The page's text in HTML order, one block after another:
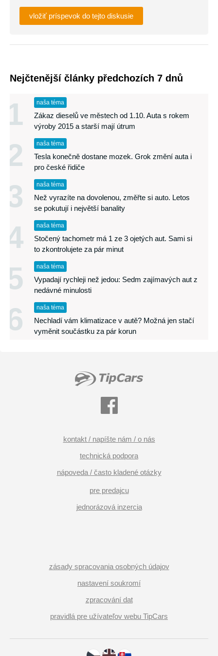
vložiť príspevok do tejto diskusie
Nejčtenější články předchozích 7 dnů
1 naša téma
Zákaz dieselů ve městech od 1.10. Auta s rokem
výroby 2015 a starší mají útrum
2 naša téma
Tesla konečně dostane mozek. Grok změní auta i
pro české řidiče
3 naša téma
Než vyrazíte na dovolenou, změřte si auto. Letos
se pokutují i největší banality
4 naša téma
Stočený tachometr má 1 ze 3 ojetých aut. Sami si
to zkontrolujete za pár minut
5 naša téma
Vypadají rychleji než jedou: Sedm zajímavých aut z
nedávné minulosti
6 naša téma
Nechladí vám klimatizace v autě? Možná jen stačí
vyměnit součástku za pár korun
kontakt / napíšte nám / o nás
technická podpora
nápoveda / často kladené otázky
pre predajcu
jednorázová inzercia
zásady spracovania osobných údajov
nastavení soukromí
zpracování dat
pravidlá pre užívateľov webu TipCars